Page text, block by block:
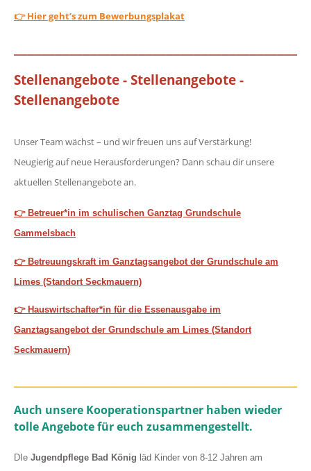
👉 Hier geht’s zum Bewerbungsplakat
Stellenangebote - Stellenangebote -
Stellenangebote
Unser Team wächst – und wir freuen uns auf Verstärkung!
Neugierig auf neue Herausforderungen? Dann schau dir unsere
aktuellen Stellenangebote an.
👉 Betreuer*in im schulischen Ganztag Grundschule
Gammelsbach
👉 Betreuungskraft im Ganztagsangebot der Grundschule am
Limes (Standort Seckmauern)
👉 Hauswirtschafter*in für die Essenausgabe im
Ganztagsangebot der Grundschule am Limes (Standort
Seckmauern)
Auch unsere Kooperationspartner haben wieder
tolle Angebote für euch zusammengestellt.
DIe Jugendpflege Bad König läd Kinder von 8-12 Jahren am